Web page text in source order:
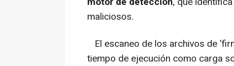
maliciosos.
El escaneo de los archivos de
tiempo de ejecución como carga